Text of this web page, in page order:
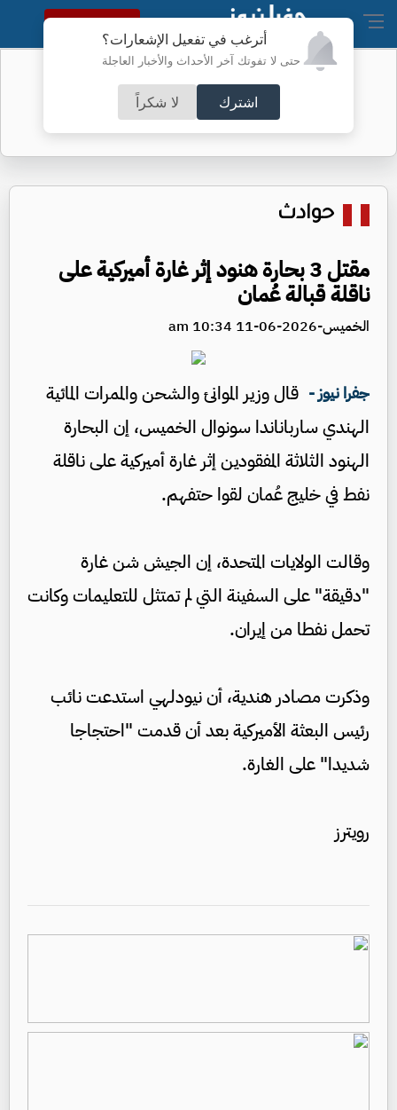
أترغب في تفعيل الإشعارات؟
حتى لا تفوتك آخر الأحداث والأخبار العاجلة
اشترك لا شكراً
النسخة الكاملة
المستقبل
حوادث
مقتل 3 بحارة هنود إثر غارة أميركية على
ناقلة قبالة عُمان
الخميس-2026-06-11 10:34 am
جفرا نيوز - قال وزير الموانئ والشحن والممرات المائية
الهندي سارباناندا سونوال الخميس، إن البحارة
الهنود الثلاثة المفقودين إثر غارة أميركية على ناقلة
نفط في خليج عُمان لقوا حتفهم.
وقالت الولايات المتحدة، إن الجيش شن غارة
"دقيقة" على السفينة التي لم تمتثل للتعليمات وكانت
تحمل نفطا من إيران.
وذكرت مصادر هندية، أن نيودلهي استدعت نائب
رئيس البعثة الأميركية بعد أن قدمت "احتجاجا
شديدا" على الغارة.
رويترز